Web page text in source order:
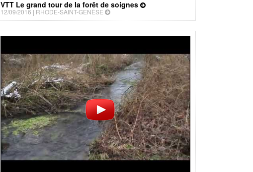
VTT Le grand tour de la forêt de soignes
12/09/2016 | RHODE-SAINT-GENÈSE